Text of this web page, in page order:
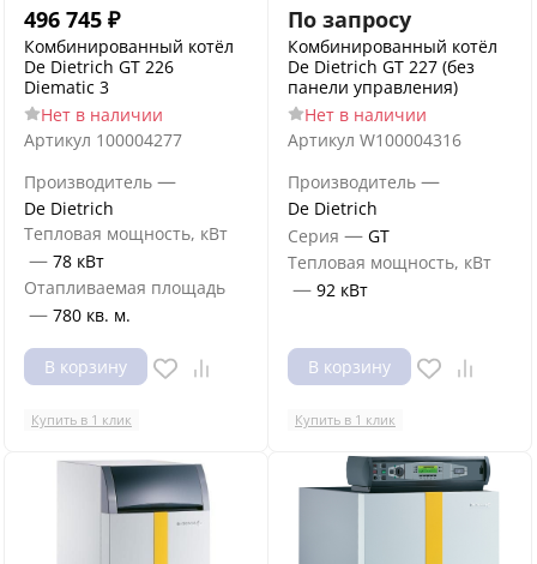
496 745 ₽
Комбинированный котёл
De Dietrich GT 226
Diematic 3
Нет в наличии
Артикул 100004277
Производитель —
De Dietrich
Тепловая мощность, кВт
— 78 кВт
Отапливаемая площадь
— 780 кв. м.
В корзину
Купить в 1 клик
По запросу
Комбинированный котёл
De Dietrich GT 227 (без
панели управления)
Нет в наличии
Артикул W100004316
Производитель —
De Dietrich
Серия — GT
Тепловая мощность, кВт
— 92 кВт
В корзину
Купить в 1 клик